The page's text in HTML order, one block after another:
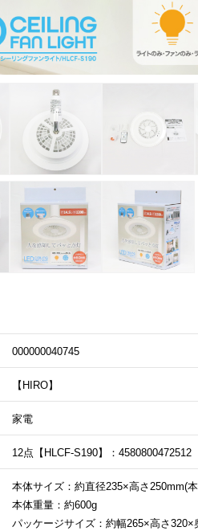
000000040745
【HIRO】
家電
12点【HLCF-S190】：4580800472512
本体サイズ：約直径235×高さ250mm(
本体重量：約600g
パッケージサイズ：約幅265×高さ320×